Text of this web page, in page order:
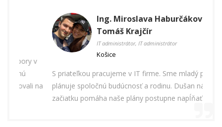
Ing. Miroslava Haburčáková,
Tomáš Krajčír
IT administrátor, IT administrátor
Košice
S priateľkou pracujeme v IT firme. Sme mladý par, ktorý
plánuje spoločnú budúcnosť a rodinu. Dušan nám od
začiatku pomáha naše plány postupne napĺňať. ...